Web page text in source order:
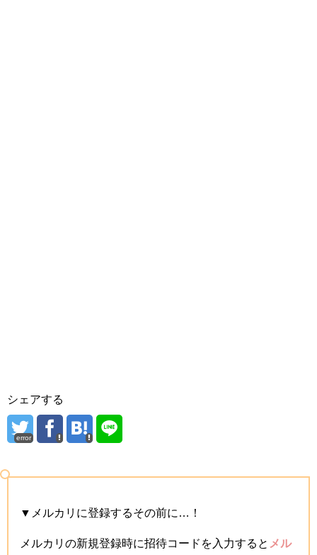
シェアする
error
▼メルカリに登録するその前に…！
メルカリの新規登録時に招待コードを入力すると メル